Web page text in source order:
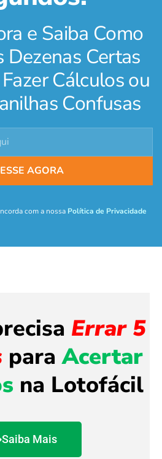
e Saiba Como
Dezenas Certas
Cálculos ou
Confusas
AGORA
com a nossa Política de Privacidade
Errar 5
paraAcertar
na Lotofácil
Saiba Mais